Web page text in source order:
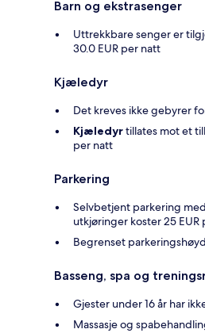
Barn og ekstrasenger
Uttrekkbare senger er
30.0 EUR per natt
Kjæledyr
Det kreves ikke gebyrer
Kjæledyrtillates mot et
per natt
Parkering
Selvbetjent parkering
utkjøringer koster 25 EUR
Begrenset
Basseng, spa og
Gjester under 16 år har
Massasje og